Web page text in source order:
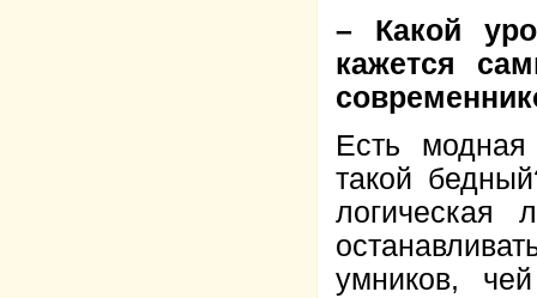
– Какой
кажется
Есть
такой
умников,